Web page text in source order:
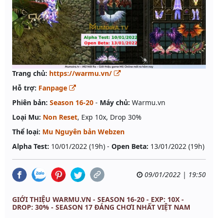
Trang chủ: https://warmu.vn/
Hỗ trợ: Fanpage
Phiên bản: Season 16-20 - Máy chủ: Warmu.vn
Loại Mu: Non Reset, Exp 10x, Drop 30%
Thể loại: Mu Nguyên bản Webzen
Alpha Test: 10/01/2022 (19h) - Open Beta: 13/01/2022 (19h)
09/01/2022 | 19:50
GIỚI THIỆU WARMU.VN - SEASON 16-20 - EXP: 10X -
DROP: 30% - SEASON 17 ĐÁNG CHƠI NHẤT VIỆT NAM